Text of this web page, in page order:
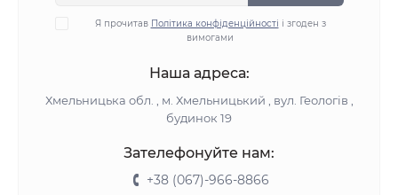
Я прочитав Політика конфіденційності і згоден з
вимогами
Наша адреса:
Хмельницька обл. , м. Хмельницький , вул. Геологів ,
будинок 19
Зателефонуйте нам:
+38 (067)-966-8866